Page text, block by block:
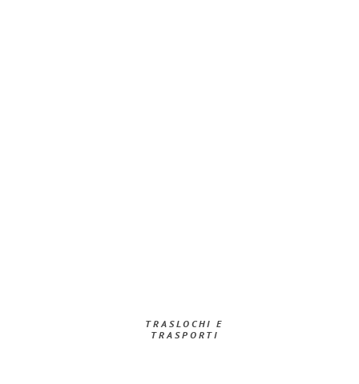
TRASLOCHI E
TRASPORTI​